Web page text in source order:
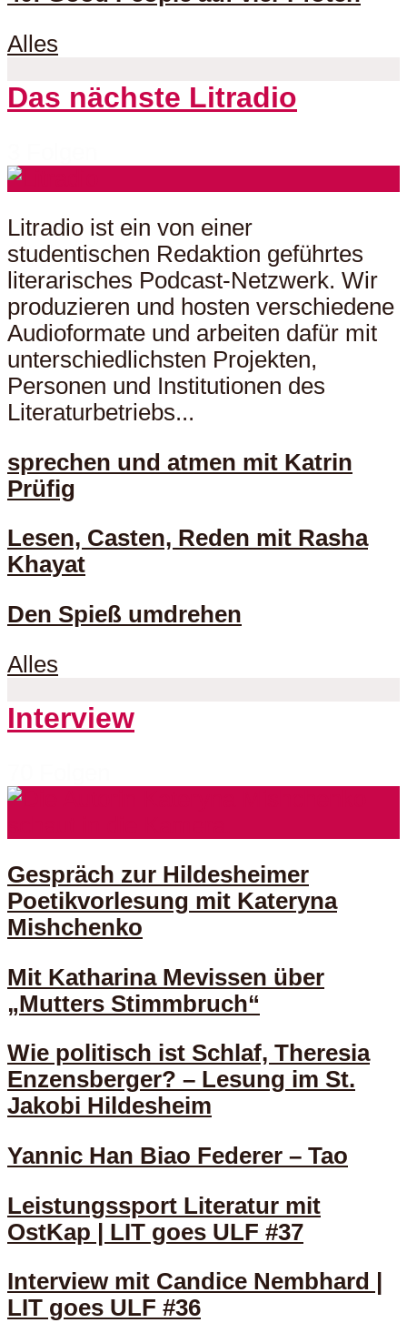
Alles
Das nächste Litradio
Litradio ist ein von einer
studentischen Redaktion geführtes
literarisches Podcast-Netzwerk. Wir
produzieren und hosten verschiedene
Audioformate und arbeiten dafür mit
unterschiedlichsten Projekten,
Personen und Institutionen des
Literaturbetriebs...
sprechen und atmen mit Katrin
Prüfig
Lesen, Casten, Reden mit Rasha
Khayat
Den Spieß umdrehen
Alles
Interview
Gespräch zur Hildesheimer
Poetikvorlesung mit Kateryna
Mishchenko
Mit Katharina Mevissen über
„Mutters Stimmbruch“
Wie politisch ist Schlaf, Theresia
Enzensberger? – Lesung im St.
Jakobi Hildesheim
Yannic Han Biao Federer – Tao
Leistungssport Literatur mit
OstKap | LIT goes ULF #37
Interview mit Candice Nembhard |
LIT goes ULF #36